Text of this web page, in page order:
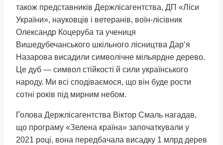
також представників Держлісагентства, ДП «Ліси
України», науковців і ветеранів, воїн-лісівник
Олександр Коцеруба та учениця
Вишедубечанського шкільного лісництва Дар’я
Назарова висадили символічне мільярдне дерево.
Це дуб — символ стійкості й сили українського
народу. Ми всі сподіваємося, що він буде рости
сотні років під мирним небом.
Голова Держлісагентства Віктор Смаль нагадав,
що програму «Зелена країна» започаткували у
2021 році, вона передбачала висадку 1 млрд дерев